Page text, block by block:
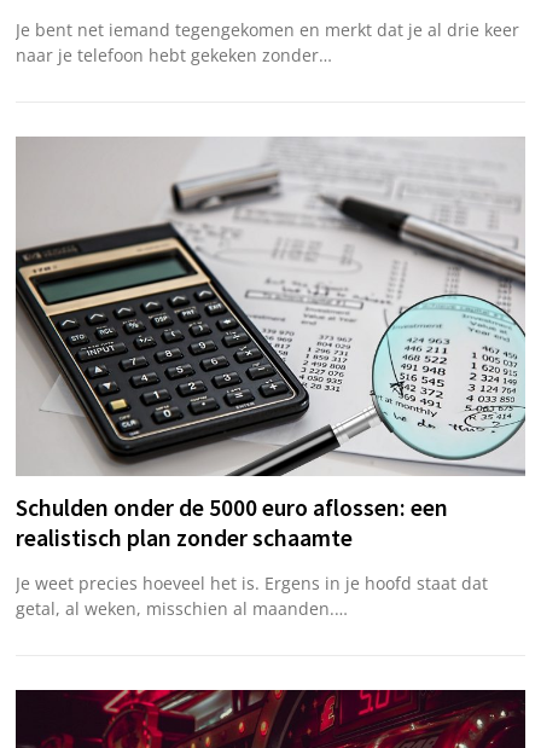
Je bent net iemand tegengekomen en merkt dat je al drie keer
naar je telefoon hebt gekeken zonder…
Schulden onder de 5000 euro aflossen: een
realistisch plan zonder schaamte
Je weet precies hoeveel het is. Ergens in je hoofd staat dat
getal, al weken, misschien al maanden.…